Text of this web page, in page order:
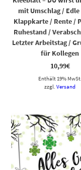
mit Umschlag / Edle
Klappkarte / Rente /
Ruhestand /
Letzter Arbeitstag /
für Kollegen
10,99€
Enthält 19% MwSt.
zzgl.Versand